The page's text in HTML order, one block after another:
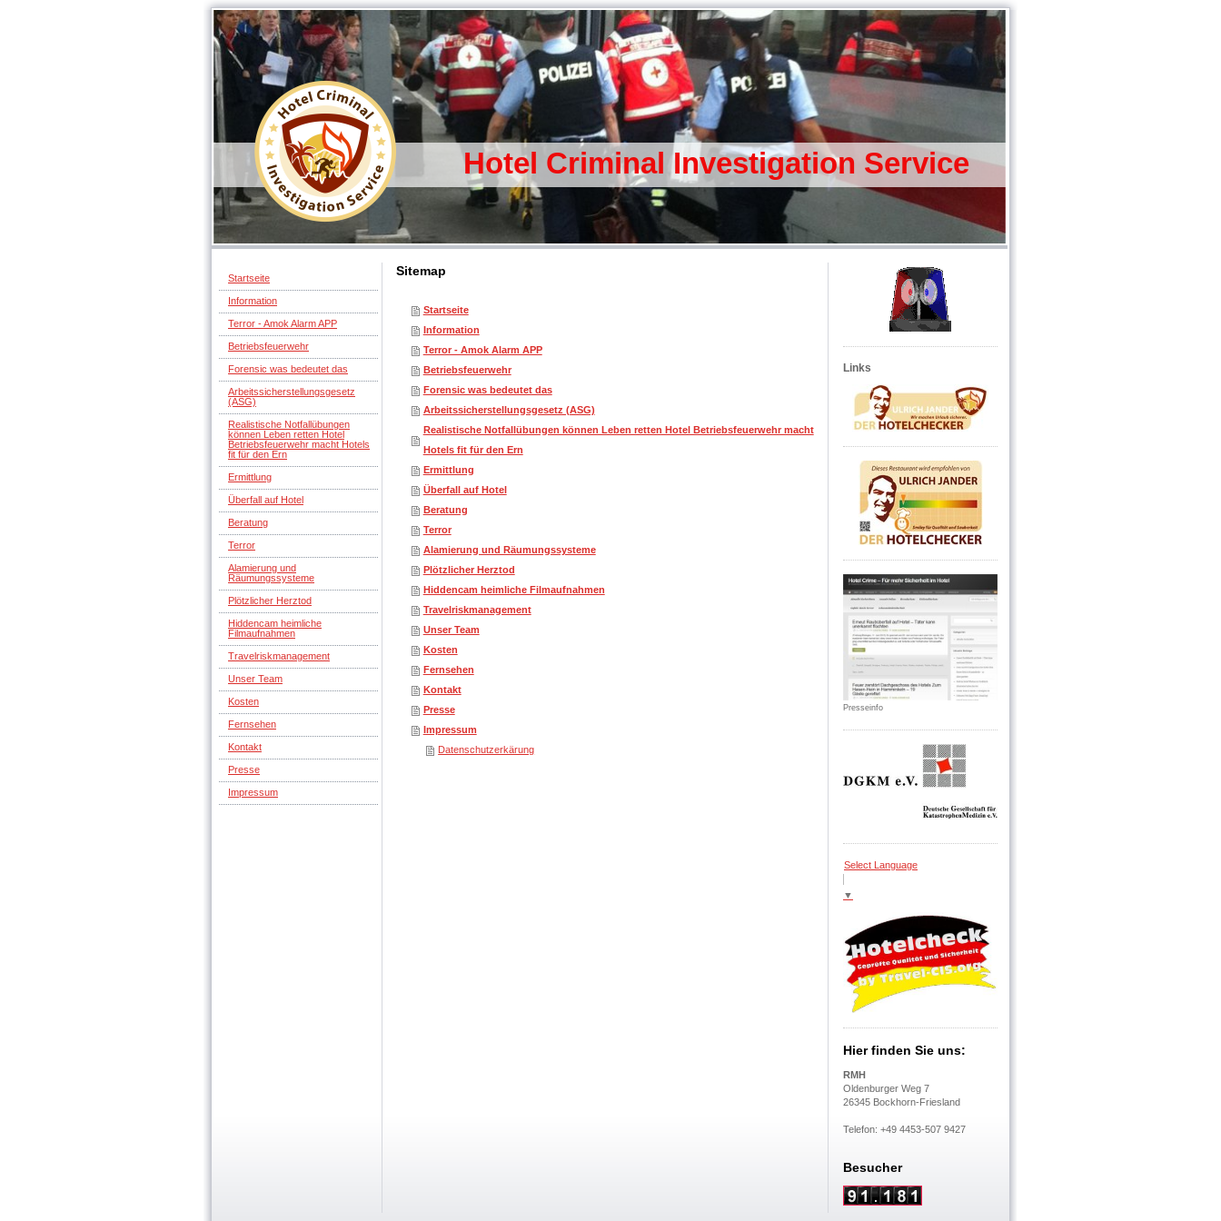
Hotel Criminal Investigation Service
Startseite
Information
Terror - Amok Alarm APP
Betriebsfeuerwehr
Forensic was bedeutet das
Arbeitssicherstellungsgesetz
(ASG)
Realistische Notfallübungen
können Leben retten Hotel
Betriebsfeuerwehr macht Hotels
fit für den Ern
Ermittlung
Überfall auf Hotel
Beratung
Terror
Alamierung und
Räumungssysteme
Plötzlicher Herztod
Hiddencam heimliche
Filmaufnahmen
Travelriskmanagement
Unser Team
Kosten
Fernsehen
Kontakt
Presse
Impressum
Sitemap
Startseite
Information
Terror - Amok Alarm APP
Betriebsfeuerwehr
Forensic was bedeutet das
Arbeitssicherstellungsgesetz (ASG)
Realistische Notfallübungen können Leben retten Hotel Betriebsfeuerwehr macht
Hotels fit für den Ern
Ermittlung
Überfall auf Hotel
Beratung
Terror
Alamierung und Räumungssysteme
Plötzlicher Herztod
Hiddencam heimliche Filmaufnahmen
Travelriskmanagement
Unser Team
Kosten
Fernsehen
Kontakt
Presse
Impressum
Datenschutzerkärung
Links
Presseinfo
Select Language
▼
Hier finden Sie uns:
RMH
Oldenburger Weg 7
26345 Bockhorn-Friesland
Telefon: +49 4453-507 9427
Besucher